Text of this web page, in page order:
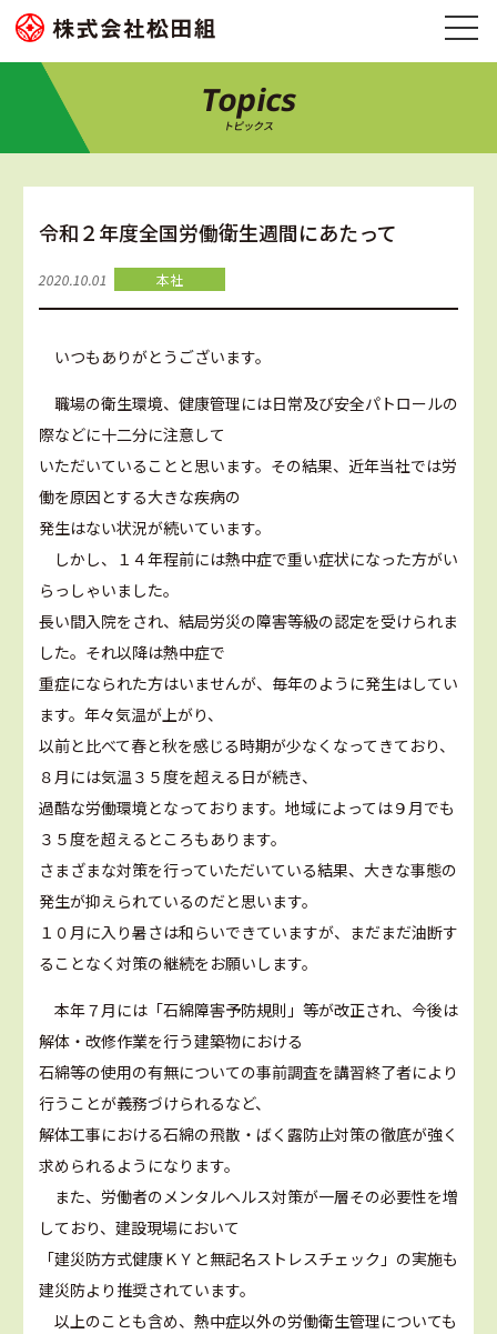
Topics
トピックス
令和２年度全国労働衛生週間にあたって
2020.10.01 本社
いつもありがとうございます。
職場の衛生環境、健康管理には日常及び安全パトロールの
際などに十二分に注意して
いただいていることと思います。その結果、近年当社では労
働を原因とする大きな疾病の
発生はない状況が続いています。
しかし、１４年程前には熱中症で重い症状になった方がい
らっしゃいました。
長い間入院をされ、結局労災の障害等級の認定を受けられま
した。それ以降は熱中症で
重症になられた方はいませんが、毎年のように発生はしてい
ます。年々気温が上がり、
以前と比べて春と秋を感じる時期が少なくなってきており、
８月には気温３５度を超える日が続き、
過酷な労働環境となっております。地域によっては９月でも
３５度を超えるところもあります。
さまざまな対策を行っていただいている結果、大きな事態の
発生が抑えられているのだと思います。
１０月に入り暑さは和らいできていますが、まだまだ油断す
ることなく対策の継続をお願いします。
本年７月には「石綿障害予防規則」等が改正され、今後は
解体・改修作業を行う建築物における
石綿等の使用の有無についての事前調査を講習終了者により
行うことが義務づけられるなど、
解体工事における石綿の飛散・ばく露防止対策の徹底が強く
求められるようになります。
また、労働者のメンタルヘルス対策が一層その必要性を増
しており、建設現場において
「建災防方式健康ＫＹと無記名ストレスチェック」の実施も
建災防より推奨されています。
以上のことも含め、熱中症以外の労働衛生管理についても